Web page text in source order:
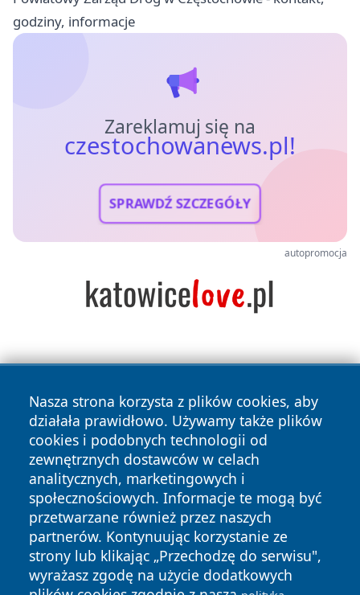
godziny, informacje
Zareklamuj się na
czestochowanews.pl!
SPRAWDŹ SZCZEGÓŁY
autopromocja
Nasza strona korzysta z plików cookies, aby
działała prawidłowo. Używamy także plików
cookies i podobnych technologii od
zewnętrznych dostawców w celach
analitycznych, marketingowych i
społecznościowych. Informacje te mogą być
przetwarzane również przez naszych
partnerów. Kontynuując korzystanie ze
strony lub klikając „Przechodzę do serwisu",
wyrażasz zgodę na użycie dodatkowych
Copyright © 2026 czestochowanews.pl Wszystkie prawa
zastrzeżone.
News Autorzy
Polityka
Prywatności
Polityka
Cookies
cześć